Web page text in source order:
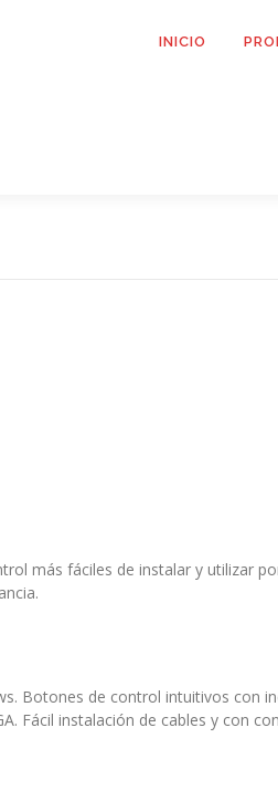
INICIO
más fáciles de instalar y utilizar
Botones de control intuitivos con
Fácil instalación de cables y con